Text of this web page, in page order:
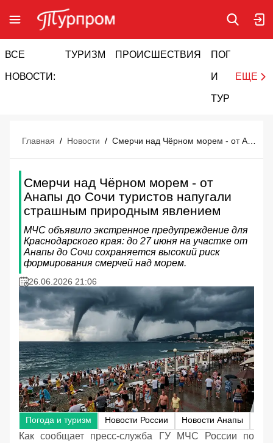
ВСЕ
НОВОСТИ:
ТУРИЗМ ПРОИСШЕСТВИЯ ПОГОДА
И
ТУРИЗМ
ЕЩЕ
Главная / Новости /
Смерчи над Чёрном морем - от
Анапы до Сочи туристов напугали
страшным природным явлением
МЧС объявило экстренное предупреждение для
Краснодарского края: до 27 июня на участке от
Анапы до Сочи сохраняется высокий риск
формирования смерчей над морем.
26.06.2026 21:06
Погода и туризм Новости России Новости Анапы
Как сообщает пресс-служба ГУ МЧС России по